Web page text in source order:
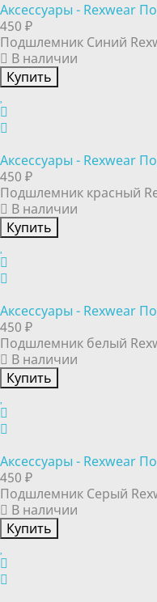
Аксессуары - Rexwear
450 ₽
Подшлемник Синий
В наличии
Купить
Аксессуары - Rexwear
450 ₽
Подшлемник красный
В наличии
Купить
Аксессуары - Rexwear
450 ₽
Подшлемник белый
В наличии
Купить
Аксессуары - Rexwear
450 ₽
Подшлемник Серый
В наличии
Купить